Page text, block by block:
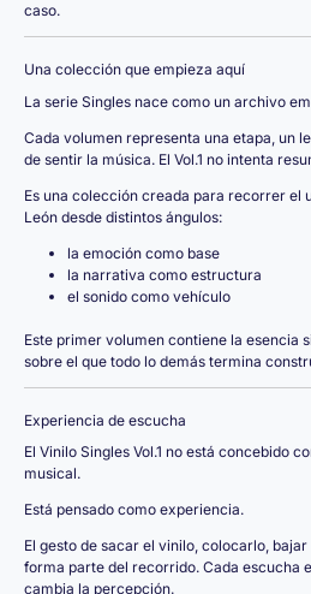
caso.
Una colección que empieza aquí
La serie Singles nace como un archivo
Cada volumen representa una etapa, un
de sentir la música. El Vol.1 no intenta
Es una colección creada para recorrer el
León desde distintos ángulos:
la emoción como base
la narrativa como estructura
el sonido como vehículo
Este primer volumen contiene la esencia
sobre el que todo lo demás termina
Experiencia de escucha
El Vinilo Singles Vol.1 no está concebido
musical.
Está pensado como experiencia.
El gesto de sacar el vinilo, colocarlo,
forma parte del recorrido. Cada escucha
cambia la percepción.